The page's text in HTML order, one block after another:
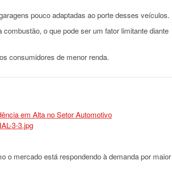
pouco adaptadas ao porte desses veículos.
o que pode ser um fator limitante diante
consumidores de menor renda.
o mercado está respondendo à demanda por maior